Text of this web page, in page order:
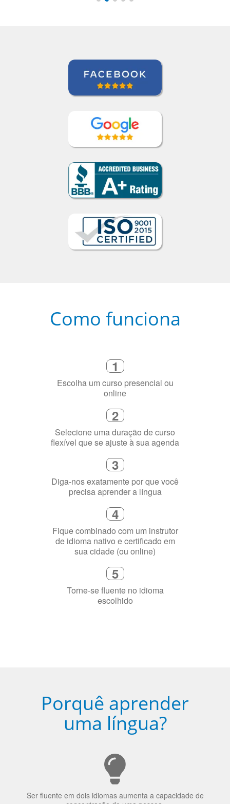
Escolha um curso presencial ou
online
2
Selecione uma duração de curso
flexível que se ajuste à sua agenda
3
Diga-nos exatamente por que você
precisa aprender a língua
4
Fique combinado com um instrutor
de idioma nativo e certificado em
sua cidade (ou online)
5
Torne-se fluente no idioma
escolhido
uma língua?
Ser fluente em dois idiomas aumenta a capacidade de
concentração de uma pessoa.